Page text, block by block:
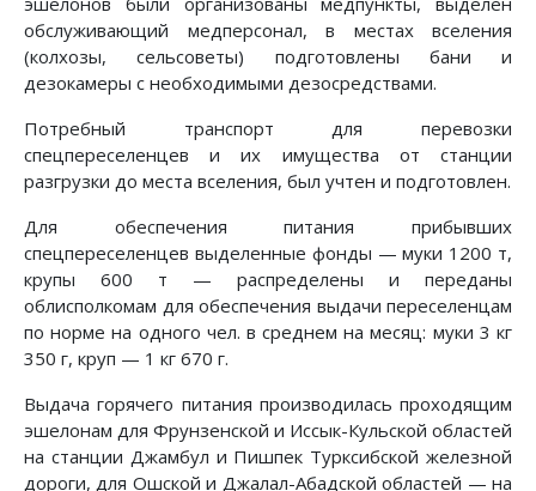
обслуживающий медперсонал, в местах вселения
(колхозы, сельсоветы) подготовлены бани и
дезокамеры с необходимыми дезосредствами.
Потребный транспорт для перевозки
спецпереселенцев и их имущества от станции
разгрузки до места вселения, был учтен и подготовлен.
Для обеспечения питания прибывших
спецпереселенцев выделенные фонды — муки 1200 т,
крупы 600 т — распределены и переданы
облисполкомам для обеспечения выдачи переселенцам
по норме на одного чел. в среднем на месяц: муки 3 кг
350 г, круп — 1 кг 670 г.
Выдача горячего питания производилась проходящим
эшелонам для Фрунзенской и Иссык-Кульской областей
на станции Джамбул и Пишпек Турксибской железной
дороги, для Ошской и Джалал-Абадской областей — на